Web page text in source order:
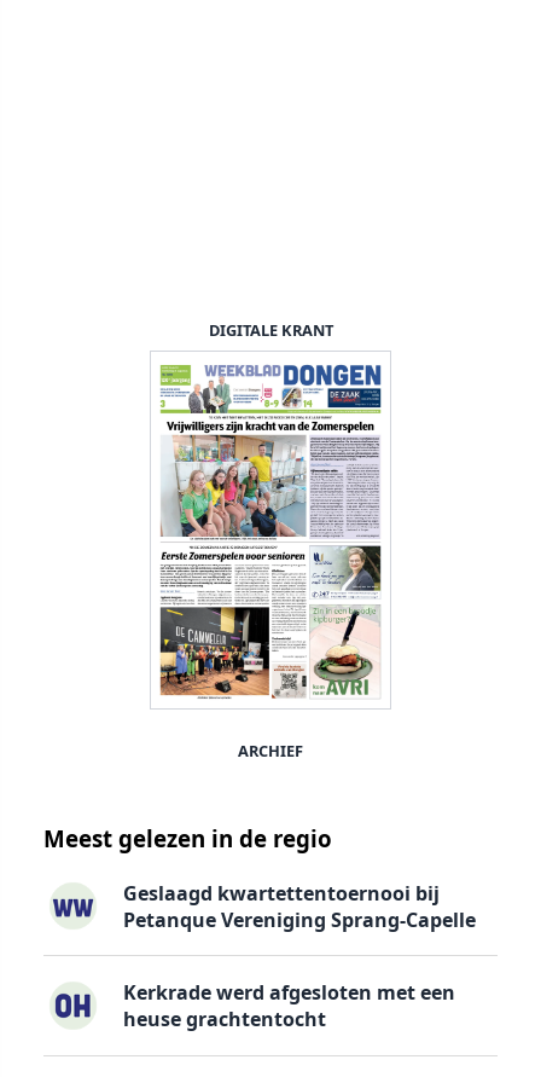
DIGITALE KRANT
ARCHIEF
Meest gelezen in de regio
Geslaagd kwartettentoernooi bij
Petanque Vereniging Sprang-Capelle
Kerkrade werd afgesloten met een
heuse grachtentocht